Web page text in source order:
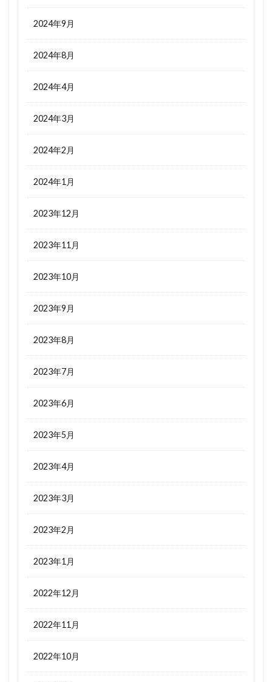
2024年9月
2024年8月
2024年4月
2024年3月
2024年2月
2024年1月
2023年12月
2023年11月
2023年10月
2023年9月
2023年8月
2023年7月
2023年6月
2023年5月
2023年4月
2023年3月
2023年2月
2023年1月
2022年12月
2022年11月
2022年10月